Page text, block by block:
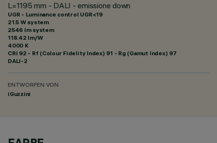
L=1195 mm - DALI - emissione down
UGR - Luminance control UGR<19
21.5 W system
2546 lm system
118.42 lm/W
4000 K
CRI 92 - Rf (Colour Fidelity Index) 91 - Rg (Gamut Index) 97
DALI-2
ENTWORFEN VON
iGuzzini